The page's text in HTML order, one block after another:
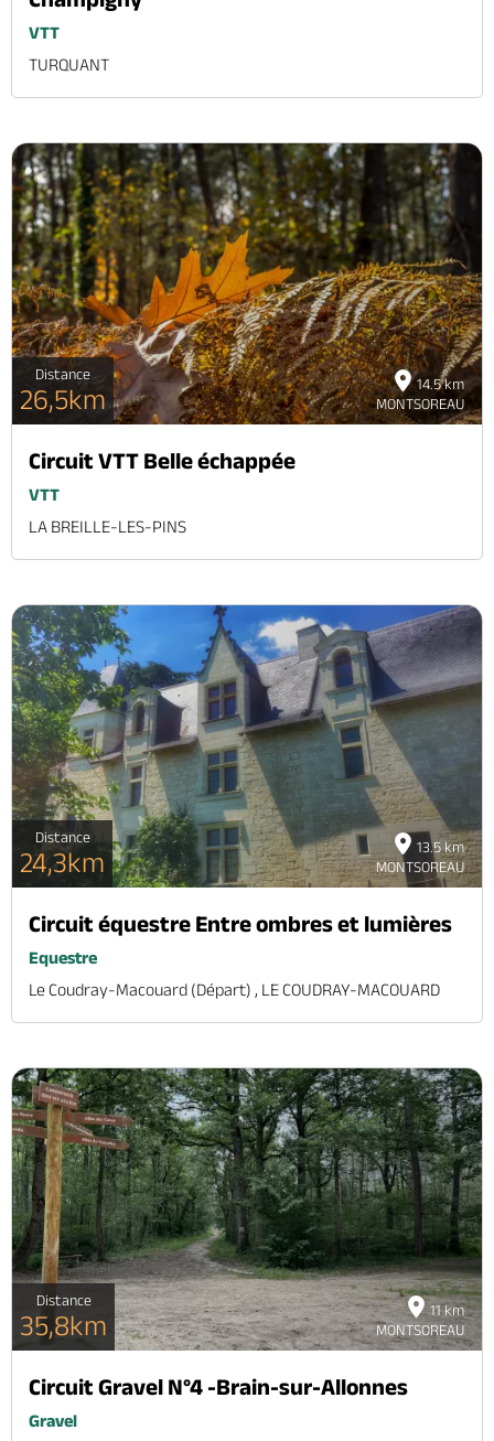
VTT
TURQUANT
14.5 km
MONTSOREAU
Distance
26,5km
Circuit VTT Belle échappée
VTT
LA BREILLE-LES-PINS
13.5 km
MONTSOREAU
Distance
24,3km
Circuit équestre Entre ombres et lumières
Equestre
Le Coudray-Macouard (départ) , LE COUDRAY-MACOUARD
11 km
MONTSOREAU
Distance
35,8km
Circuit Gravel N°4 -Brain-sur-Allonnes
Gravel